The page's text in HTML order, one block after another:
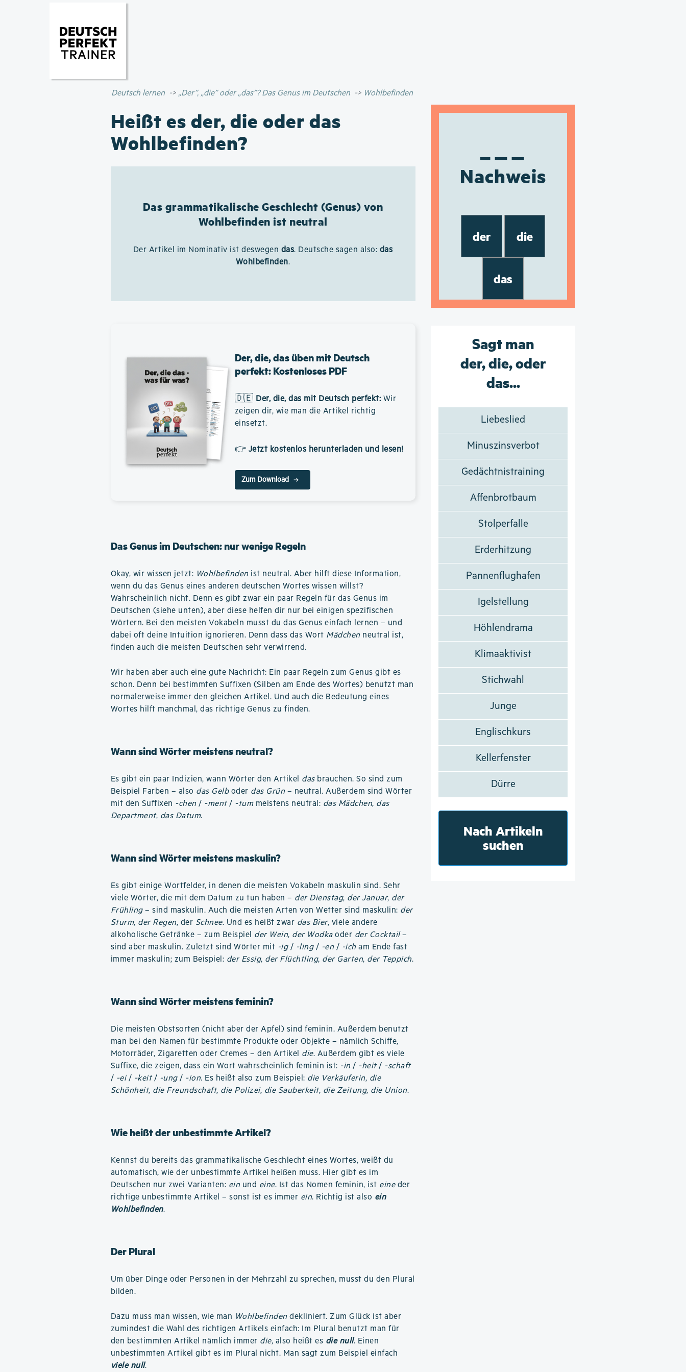
Deutsch lernen „Der”, „die” oder „das”? Das Genus im Deutschen Wohlbefinden
Heißt es der, die oder das
Wohlbefinden?
Das grammatikalische Geschlecht (Genus) von
Wohlbefinden ist neutral
Der Artikel im Nominativ ist deswegen das. Deutsche sagen also: das
Wohlbefinden.
Der, die, das üben mit Deutsch
perfekt: Kostenloses PDF
🇩🇪 Der, die, das mit Deutsch perfekt: Wir
zeigen dir, wie man die Artikel richtig
einsetzt.
👉 Jetzt kostenlos herunterladen und lesen!
Zum Download
Das Genus im Deutschen: nur wenige Regeln
Okay, wir wissen jetzt: Wohlbefinden ist neutral. Aber hilft diese Information,
wenn du das Genus eines anderen deutschen Wortes wissen willst?
Wahrscheinlich nicht. Denn es gibt zwar ein paar Regeln für das Genus im
Deutschen (siehe unten), aber diese helfen dir nur bei einigen spezifischen
Wörtern. Bei den meisten Vokabeln musst du das Genus einfach lernen – und
dabei oft deine Intuition ignorieren. Denn dass das Wort Mädchen neutral ist,
finden auch die meisten Deutschen sehr verwirrend.
Wir haben aber auch eine gute Nachricht: Ein paar Regeln zum Genus gibt es
schon. Denn bei bestimmten Suffixen (Silben am Ende des Wortes) benutzt man
normalerweise immer den gleichen Artikel. Und auch die Bedeutung eines
Wortes hilft manchmal, das richtige Genus zu finden.
Wann sind Wörter meistens neutral?
Es gibt ein paar Indizien, wann Wörter den Artikel dasbrauchen. So sind zum
Beispiel Farben – also das Gelboder das Grün – neutral. Außerdem sind Wörter
mit den Suffixen -chen / -ment/ -tummeistens neutral: das Mädchen, das
Department, das Datum.
Wann sind Wörter meistens maskulin?
Es gibt einige Wortfelder, in denen die meisten Vokabeln maskulin sind. Sehr
viele Wörter, die mit dem Datum zu tun haben – der Dienstag, der Januar, der
Frühling– sind maskulin. Auch die meisten Arten von Wetter sind maskulin: der
Sturm, der Regen, der Schnee. Und es heißt zwar das Bier, viele andere
alkoholische Getränke – zum Beispiel der Wein, der Wodkaoder der Cocktail–
sind aber maskulin. Zuletzt sind Wörter mit -ig/ -ling/ -en / -ich am Ende fast
immer maskulin; zum Beispiel: der Essig, der Flüchtling, der Garten, der Teppich.
Wann sind Wörter meistens feminin?
Die meisten Obstsorten (nicht aber der Apfel) sind feminin. Außerdem benutzt
man bei den Namen für bestimmte Produkte oder Objekte – nämlich Schiffe,
Motorräder, Zigaretten oder Cremes – den Artikel die. Außerdem gibt es viele
Suffixe, die zeigen, dass ein Wort wahrscheinlich feminin ist: -in / -heit/ -schaft
/ -ei/ -keit/ -ung/ -ion. Es heißt also zum Beispiel: die Verkäuferin, die
Schönheit, die Freundschaft, die Polizei, die Sauberkeit, die Zeitung, die Union.
Wie heißt der unbestimmte Artikel?
Kennst du bereits das grammatikalische Geschlecht eines Wortes, weißt du
automatisch, wie der unbestimmte Artikel heißen muss. Hier gibt es im
Deutschen nur zwei Varianten: ein und eine. Ist das Nomen feminin, ist eineder
richtige unbestimmte Artikel – sonst ist es immer ein. Richtig ist also ein
Wohlbefinden.
Der Plural
Um über Dinge oder Personen in der Mehrzahl zu sprechen, musst du den Plural
bilden.
Dazu muss man wissen, wie man Wohlbefinden dekliniert. Zum Glück ist aber
zumindest die Wahl des richtigen Artikels einfach: Im Plural benutzt man für
den bestimmten Artikel nämlich immer die, also heißt es die null. Einen
unbestimmten Artikel gibt es im Plural nicht. Man sagt zum Beispiel einfach
viele null.
Nachweis
der die
das
Sagt man
der, die, oder
das...
Liebeslied
Minuszinsverbot
Gedächtnistraining
Affenbrotbaum
Stolperfalle
Erderhitzung
Pannenflughafen
Igelstellung
Höhlendrama
Klimaaktivist
Stichwahl
Junge
Englischkurs
Kellerfenster
Dürre
Nach Artikeln
suchen